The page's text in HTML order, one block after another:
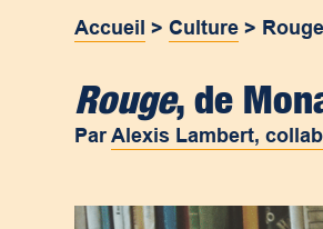
Accueil >Culture >
Rouge, de
ParAlexis Lambert,